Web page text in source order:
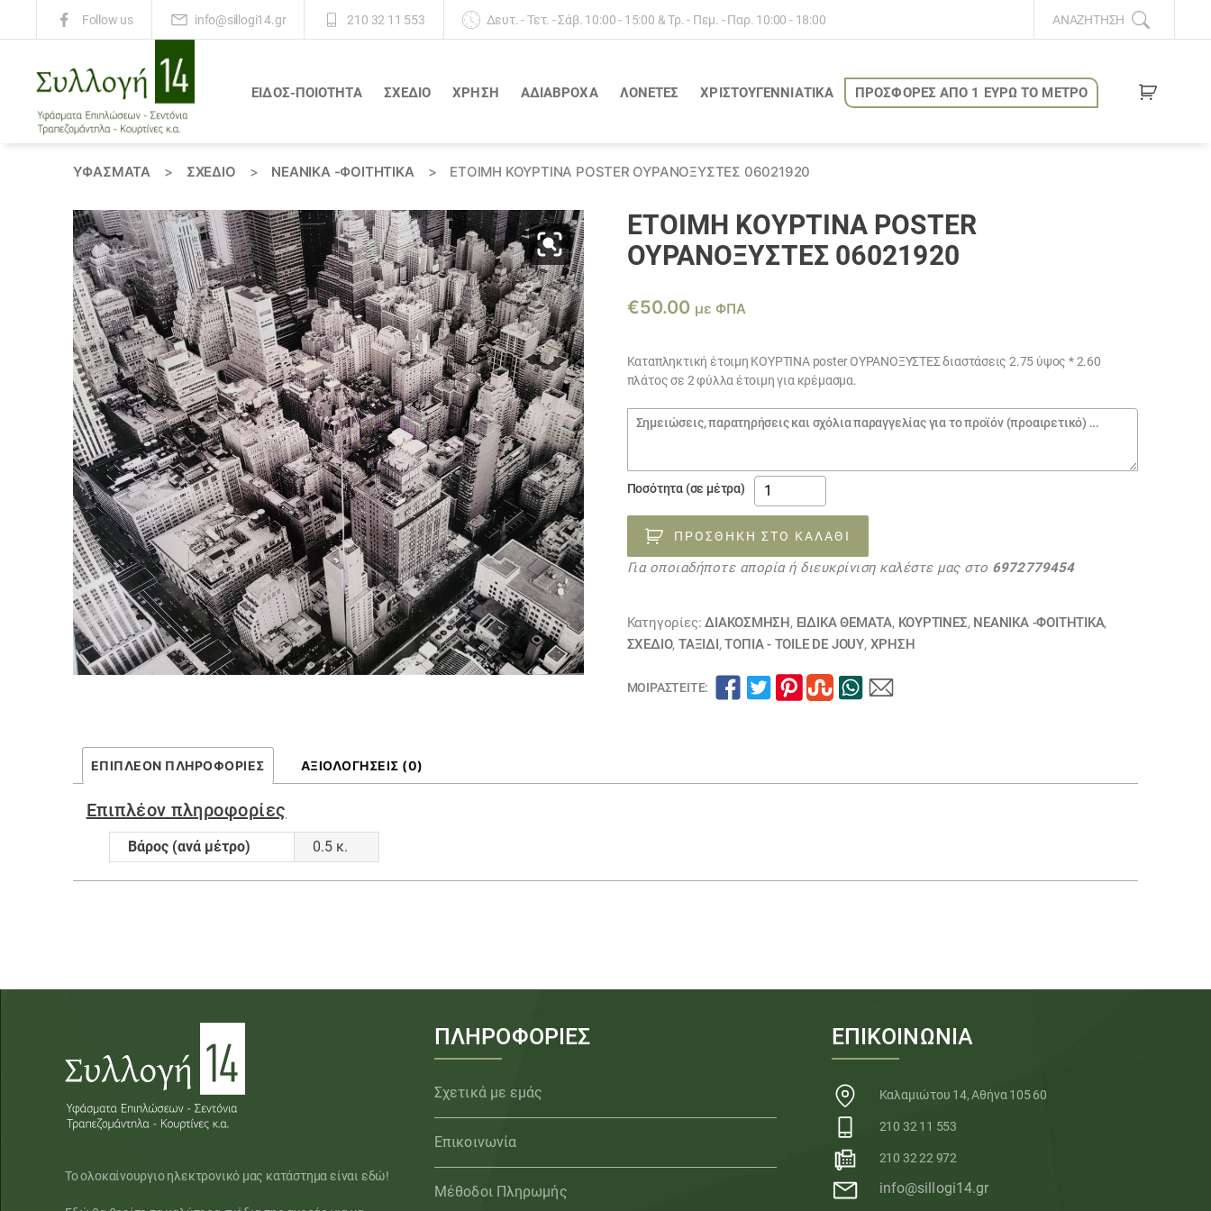
Follow us info@sillogi14.gr 210 32 11 553 Δευτ. - Τετ. - Σάβ. 10:00 - 15:00 & Τρ. - Πεμ. - Παρ. 10:00 - 18:00 ΑΝΑΖΉΤΗΣΗ
ΕΙΔΟΣ-ΠΟΙΟΤΗΤΑ ΣΧΕΔΙΟ ΧΡΗΣΗ ΑΔΙΆΒΡΟΧΑ ΛΟΝΈΤΕΣ ΧΡΙΣΤΟΥΓΕΝΝΙΑΤΙΚΑ ΠΡΟΣΦΟΡΕΣ ΑΠΟ 1 ΕΥΡΩ ΤΟ ΜΕΤΡΟ
ΥΦΆΣΜΑΤΑ > ΣΧΕΔΙΟ > ΝΕΑΝΙΚΆ -ΦΟΙΤΗΤΙΚΆ > ΈΤΟΙΜΗ ΚΟΥΡΤΙΝΑ POSTER ΟΥΡΑΝΟΞΥΣΤΕΣ 06021920
ΈΤΟΙΜΗ ΚΟΥΡΤΙΝΑ POSTER
ΟΥΡΑΝΟΞΥΣΤΕΣ 06021920
€50.00 με ΦΠΑ
Καταπληκτική έτοιμη ΚΟΥΡΤΙΝΑ poster ΟΥΡΑΝΟΞΥΣΤΕΣ διαστάσεις 2.75 ύψος * 2.60
πλάτος σε 2 φύλλα έτοιμη για κρέμασμα.
Σημειώσεις
Ποσότητα (σε μέτρα)
έτοιμη
ΚΟΥΡΤΙΝΑ
poster
ΟΥΡΑΝΟΞΥΣΤΕΣ
06021920
ΠΡΟΣΘΉΚΗ ΣΤΟ ΚΑΛΆΘΙ
Για οποιαδήποτε απορία ή διευκρίνιση καλέστε μας στο 6972779454
Κατηγορίες:ΔΙΑΚΟΣΜΗΣΗ, ΕΙΔΙΚΆ ΘΈΜΑΤΑ, ΚΟΥΡΤΊΝΕΣ, ΝΕΑΝΙΚΆ -ΦΟΙΤΗΤΙΚΆ,
ΣΧΕΔΙΟ, ΤΑΞΙΔΙ,ΤΟΠΊΑ - TOILE DE JOUY, ΧΡΗΣΗ
ΜΟΙΡΑΣΤΕΊΤΕ:
ΕΠΙΠΛΈΟΝ ΠΛΗΡΟΦΟΡΊΕΣ ΑΞΙΟΛΟΓΉΣΕΙΣ (0)
Επιπλέον πληροφορίες
Βάρος (ανά μέτρο) 0.5 κ.
Το ολοκαίνουργιο ηλεκτρονικό μας κατάστημα είναι εδώ!
ΠΛΗΡΟΦΟΡΙΕΣ
Σχετικά με εμάς
Επικοινωνία
Μέθοδοι Πληρωμής
ΕΠΙΚΟΙΝΩΝΙΑ
Καλαμιώτου 14, Αθήνα 105 60
210 32 11 553
210 32 22 972
info@sillogi14.gr